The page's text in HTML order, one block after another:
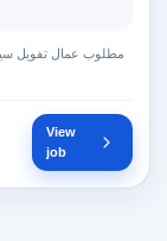
View
job